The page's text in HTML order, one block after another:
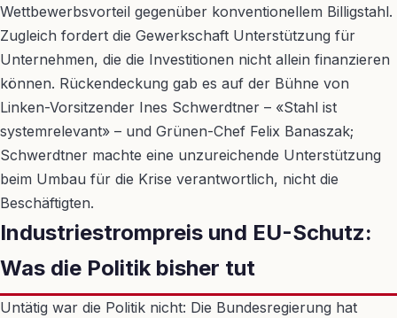
Wettbewerbsvorteil gegenüber konventionellem Billigstahl.
Zugleich fordert die Gewerkschaft Unterstützung für
Unternehmen, die die Investitionen nicht allein finanzieren
können. Rückendeckung gab es auf der Bühne von
Linken-Vorsitzender Ines Schwerdtner – «Stahl ist
systemrelevant» – und Grünen-Chef Felix Banaszak;
Schwerdtner machte eine unzureichende Unterstützung
beim Umbau für die Krise verantwortlich, nicht die
Beschäftigten.
Industriestrompreis und EU-Schutz:
Was die Politik bisher tut
Untätig war die Politik nicht: Die Bundesregierung hat